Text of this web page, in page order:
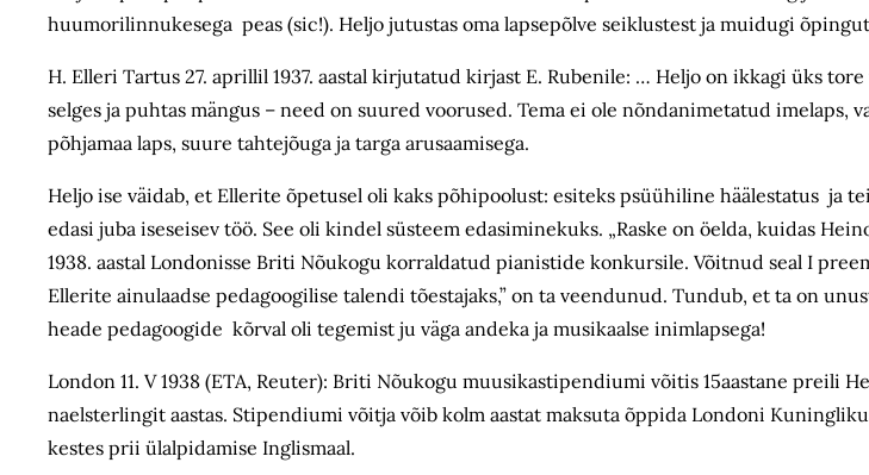
huumorilinnukesega peas (sic!). Heljo jutustas oma lapsepõlve seiklustest ja muidugi
H. Elleri Tartus 27. aprillil 1937. aastal kirjutatud kirjast E. Rubenile: … Heljo on ikkagi üks
selges ja puhtas mängus – need on suured voorused. Tema ei ole nõndanimetatud imelaps,
põhjamaa laps, suure tahtejõuga ja targa arusaamisega.
Heljo ise väidab, et Ellerite õpetusel oli kaks põhipoolust: esiteks psüühiline häälestatus ja
edasi juba iseseisev töö. See oli kindel süsteem edasiminekuks. „Raske on öelda, kuidas
1938. aastal Londonisse Briti Nõukogu korraldatud pianistide konkursile. Võitnud seal I
Ellerite ainulaadse pedagoogilise talendi tõestajaks,” on ta veendunud. Tundub, et ta on
heade pedagoogide kõrval oli tegemist ju väga andeka ja musikaalse inimlapsega!
London 11. V 1938 (ETA, Reuter): Briti Nõukogu muusikastipendiumi võitis 15aastane preili
naelsterlingit aastas. Stipendiumi võitja võib kolm aastat maksuta õppida Londoni
kestes prii ülalpidamise Inglismaal.